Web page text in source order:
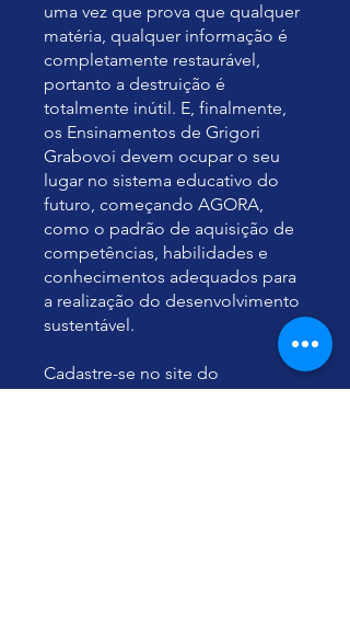
uma vez que prova que qualquer
matéria, qualquer informação é
completamente restaurável,
portanto a destruição é
totalmente inútil. E, finalmente,
os Ensinamentos de Grigori
Grabovoi devem ocupar o seu
lugar no sistema educativo do
futuro, começando AGORA,
como o padrão de aquisição de
competências, habilidades e
conhecimentos adequados para
a realização do desenvolvimento
sustentável.
Cadastre-se no site do